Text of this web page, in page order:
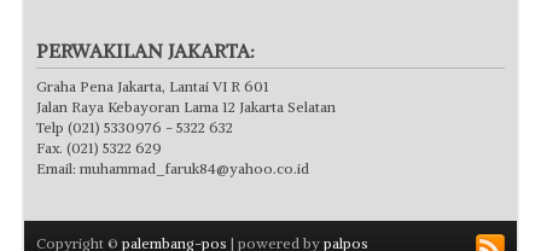
PERWAKILAN JAKARTA:
Graha Pena Jakarta, Lantai VI R 601
Jalan Raya Kebayoran Lama 12 Jakarta Selatan
Telp (021) 5330976 - 5322 632
Fax. (021) 5322 629
Email: muhammad_faruk84@yahoo.co.id
Copyright © palembang-pos | powered by palpos